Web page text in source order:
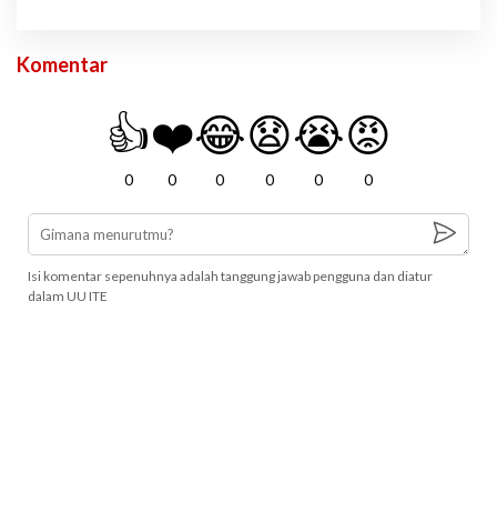
Komentar
👍
0
❤️
0
😂
0
😧
0
😭
0
😡
0
Isi komentar sepenuhnya adalah tanggung jawab pengguna dan diatur
dalam UU ITE